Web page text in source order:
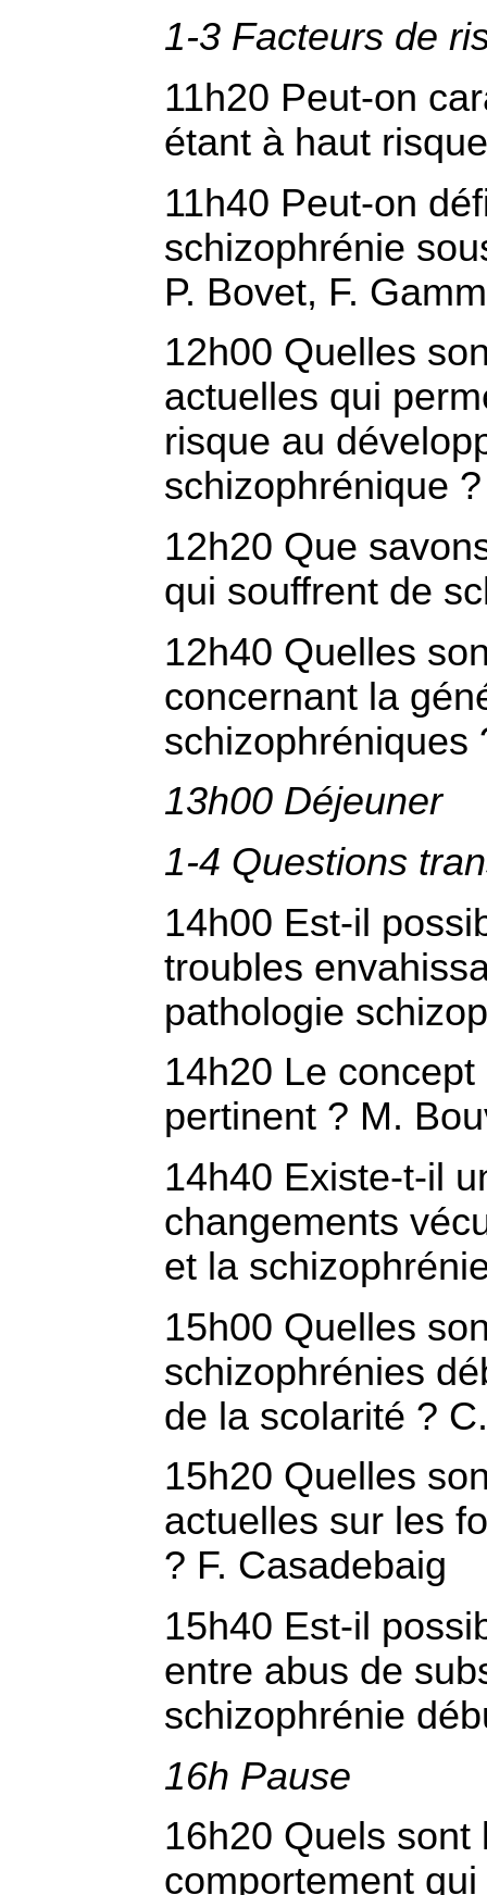
1-3 Facteurs de
11h20 Peut-on
étant à haut
11h40 Peut-on
schizophrénie
P. Bovet, F.
12h00 Quelles
actuelles qui
risque au
schizophrénique
12h20 Que
qui souffrent de
12h40 Quelles
concernant la
schizophréniques
13h00 Déjeuner
1-4 Questions
14h00 Est-il
troubles
pathologie
14h20 Le
pertinent ? M.
14h40 Existe-t-il
changements
et la
15h00 Quelles
schizophrénies
de la scolarité ?
15h20 Quelles
actuelles sur les
? F. Casadebaig
15h40 Est-il
entre abus de
schizophrénie
16h Pause
16h20 Quels
comportement